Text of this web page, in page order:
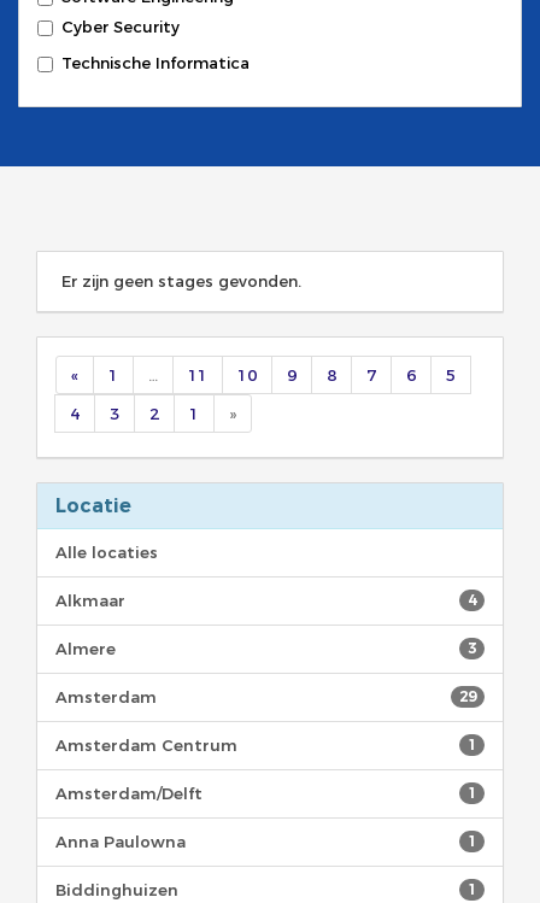
Cyber Security
Technische Informatica
Er zijn geen stages gevonden.
« 1 11 10 9 8 7 6
5
4
3 2 1 »
Locatie
Alle locaties
4
Alkmaar
3
Almere
29
Amsterdam
1
Amsterdam Centrum
1
Amsterdam/Delft
1
Anna Paulowna
1
Biddinghuizen